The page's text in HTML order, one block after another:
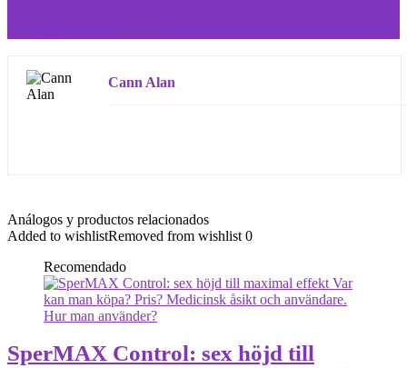
Cann Alan
Análogos y productos relacionados
Added to wishlistRemoved from wishlist 0
Recomendado
SperMAX Control: sex höjd till